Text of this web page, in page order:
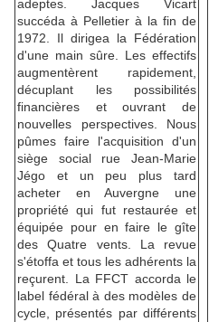
adeptes. Jacques Vicart
succéda à Pelletier à la fin de
1972. Il dirigea la Fédération
d'une main sûre. Les effectifs
augmentèrent rapidement,
décuplant les possibilités
financières et ouvrant de
nouvelles perspectives. Nous
pûmes faire l'acquisition d'un
siège social rue Jean-Marie
Jégo et un peu plus tard
acheter en Auvergne une
propriété qui fut restaurée et
équipée pour en faire le gîte
des Quatre vents. La revue
s'étoffa et tous les adhérents la
reçurent. La FFCT accorda le
label fédéral à des modèles de
cycle, présentés par différents